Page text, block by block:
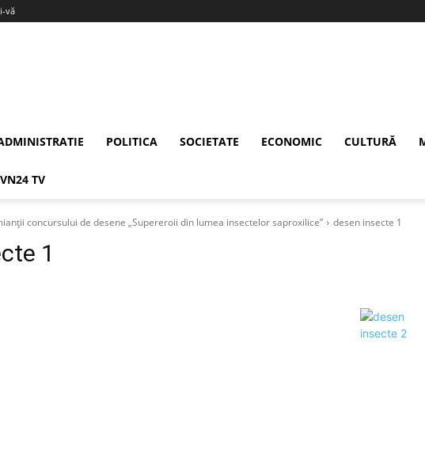
vă
POLITICA SOCIETATE ECONOMIC CULTURĂ
VN24 TV
concursului de desene „Supereroii din lumea insectelor saproxilice” desen insecte 1
1